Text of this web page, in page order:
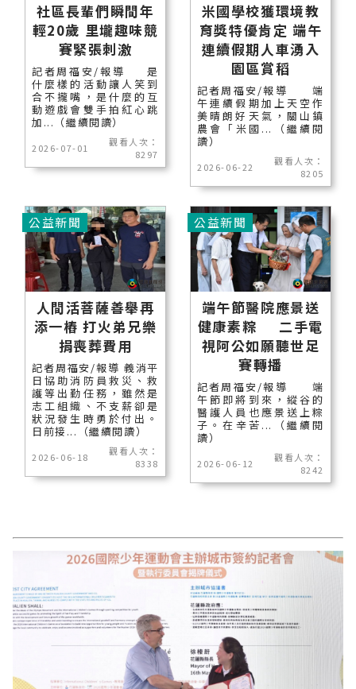
社區長輩們瞬間年
輕20歲 里壠趣味競
賽緊張刺激
記者周福安/報導 是
什麼樣的活動讓人笑到
合不攏嘴，是什麼的互
動遊戲會雙手拍紅心跳
加...（繼續閱讀）
2026-07-01
觀看人次：
8297
米國學校獲環境教
育獎特優肯定 端午
連續假期人車湧入
園區賞稻
記者周福安/報導 端
午連續假期加上天空作
美晴朗好天氣，關山鎮
農會「米國...（繼續閱
讀）
2026-06-22
觀看人次：
8205
人間活菩薩善舉再
添一樁 打火弟兄樂
捐喪葬費用
記者周福安/報導 義消平
日協助消防員救災、救
護等出勤任務，雖然是
志工組織、不支薪卻是
狀況發生時勇於付出。
日前接...（繼續閱讀）
2026-06-18
觀看人次：
8338
公益新聞
端午節醫院應景送
健康素粽 二手電
視阿公如願聽世足
賽轉播
記者周福安/報導 端
午節即將到來，縱谷的
醫護人員也應景送上粽
子。在辛苦...（繼續閱
讀）
2026-06-12
觀看人次：
8242
公益新聞